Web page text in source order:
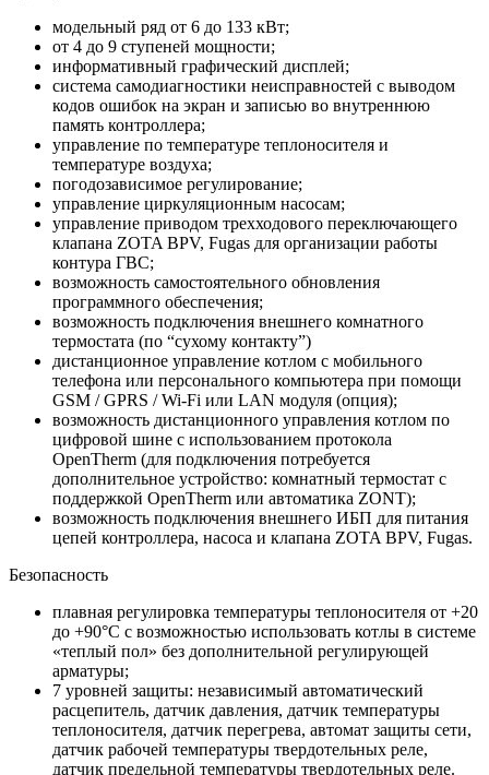
модельный ряд от 6 до 133 кВт;
от 4 до 9 ступеней мощности;
информативный графический дисплей;
система самодиагностики неисправностей с выводом
кодов ошибок на экран и записью во внутреннюю
память контроллера;
управление по температуре теплоносителя и
температуре воздуха;
погодозависимое регулирование;
управление циркуляционным насосам;
управление приводом трехходового переключающего
клапана ZOTA BPV, Fugas для организации работы
контура ГВС;
возможность самостоятельного обновления
программного обеспечения;
возможность подключения внешнего комнатного
термостата (по “сухому контакту”)
дистанционное управление котлом с мобильного
телефона или персонального компьютера при помощи
GSM / GPRS / Wi-Fi или LAN модуля (опция);
возможность дистанционного управления котлом по
цифровой шине с использованием протокола
OpenTherm (для подключения потребуется
дополнительное устройство: комнатный термостат с
поддержкой OpenTherm или автоматика ZONT);
возможность подключения внешнего ИБП для питания
цепей контроллера, насоса и клапана ZOTA BPV, Fugas.
Безопасность
плавная регулировка температуры теплоносителя от +20
до +90°С с возможностью использовать котлы в системе
«теплый пол» без дополнительной регулирующей
арматуры;
7 уровней защиты: независимый автоматический
расцепитель, датчик давления, датчик температуры
теплоносителя, датчик перегрева, автомат защиты сети,
датчик рабочей температуры твердотельных реле,
датчик предельной температуры твердотельных реле.